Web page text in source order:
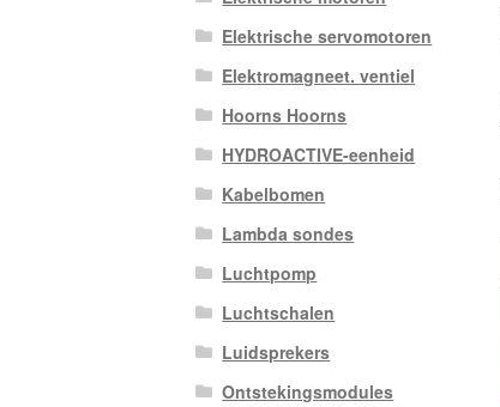
Elektrische servomotoren
Elektromagneet. ventiel
Hoorns Hoorns
HYDROACTIVE-eenheid
Kabelbomen
Lambda sondes
Luchtpomp
Luchtschalen
Luidsprekers
Ontstekingsmodules